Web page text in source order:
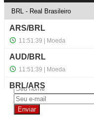
A Consultar
NewsLetter